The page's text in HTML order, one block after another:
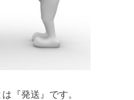
『発送』です。